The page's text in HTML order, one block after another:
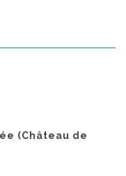
(Château de